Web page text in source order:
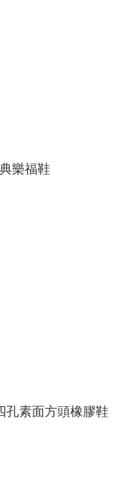
樂福鞋
孔素面方頭橡膠鞋